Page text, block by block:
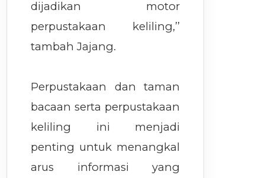
dijadikan motor
perpustakaan keliling,’’
tambah Jajang.
Perpustakaan dan taman
bacaan serta perpustakaan
keliling ini menjadi
penting untuk menangkal
arus informasi yang